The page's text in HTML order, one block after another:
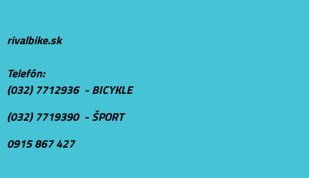
rivalbike.sk
Telefón:
(032) 7712936 - BICYKLE
(032) 7719390 - ŠPORT
0915 867 427